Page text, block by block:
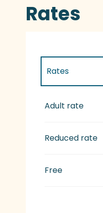
Rates
Rates
Rates 2027
Adult rate
Reduced rate
Free